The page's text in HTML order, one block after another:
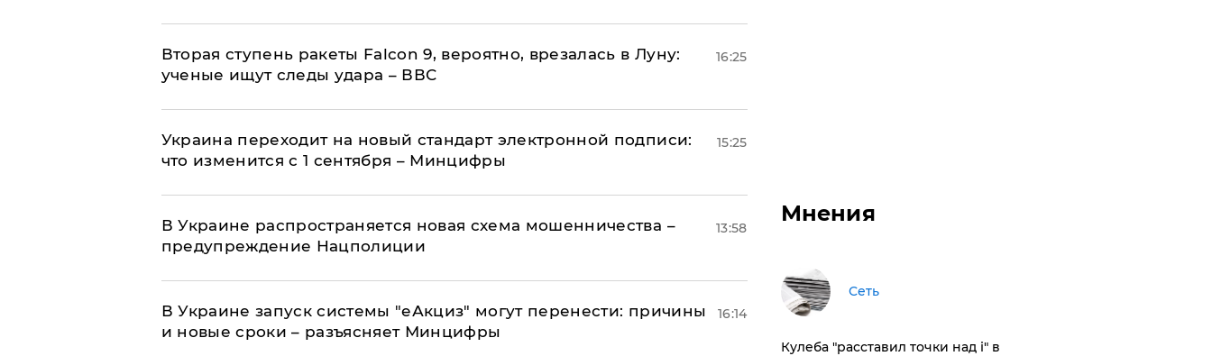
Вторая ступень ракеты Falcon 9, вероятно, врезалась в Луну:
ученые ищут следы удара – ВВС
16:25
Украина переходит на новый стандарт электронной подписи:
что изменится с 1 сентября – Минцифры
15:25
В Украине распространяется новая схема мошенничества –
предупреждение Нацполиции
13:58
В Украине запуск системы "еАкциз" могут перенести: причины
и новые сроки – разъясняет Минцифры
16:14
Мнения
Сеть
Кулеба "расставил точки над і" в